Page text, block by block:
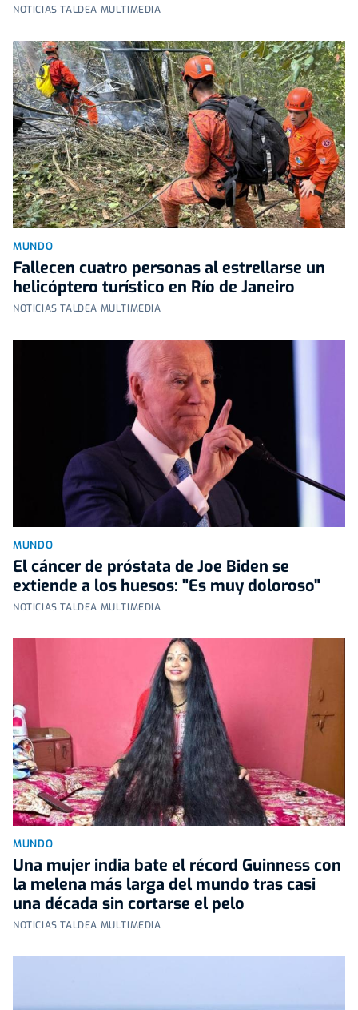
NOTICIAS TALDEA MULTIMEDIA
MUNDO
Fallecen cuatro personas al estrellarse un
helicóptero turístico en Río de Janeiro
NOTICIAS TALDEA MULTIMEDIA
MUNDO
El cáncer de próstata de Joe Biden se
extiende a los huesos: "Es muy doloroso"
NOTICIAS TALDEA MULTIMEDIA
MUNDO
Una mujer india bate el récord Guinness con
la melena más larga del mundo tras casi
una década sin cortarse el pelo
NOTICIAS TALDEA MULTIMEDIA